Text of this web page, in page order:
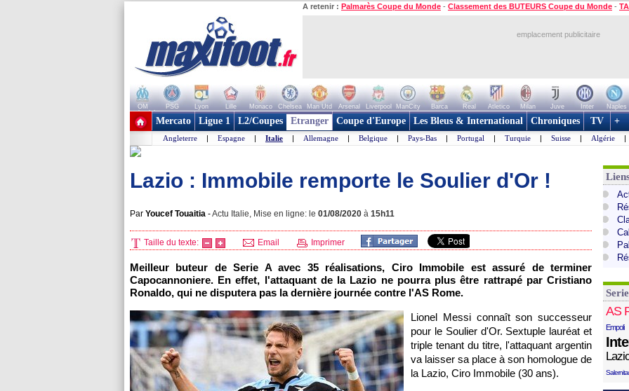
A retenir : Palmarès Coupe du Monde - Classement des BUTEURS Coupe du Monde -
emplacement publicitaire
OM PSG Lyon Lille Monaco Chelsea Man Utd Arsenal Liverpool ManCity Barca Real Atletico Milan Juve Inter Naples
+ de clubs
Mercato Ligue 1 L2/Coupes Etranger Coupe d'Europe Les Bleus & International Chroniques TV +
Angleterre | Espagne | Italie | Allemagne | Belgique | Pays-Bas | Portugal | Turquie | Suisse | Algérie |
Lazio : Immobile remporte le Soulier d'Or !
Par Youcef Touaitia -Actu Italie, Mise en ligne: le 01/08/2020 à 15h11
Taille du texte: Email Imprimer
Meilleur buteur de Serie A avec 35 réalisations, Ciro Immobile est assuré de terminer
Capocannoniere. En effet, l'attaquant de la Lazio ne pourra plus être rattrapé par Cristiano
Ronaldo, qui ne disputera pas la dernière journée contre l'AS Rome.
Lionel Messi connaît son successeur
pour le Soulier d'Or. Sextuple lauréat et
triple tenant du titre, l'attaquant argentin
va laisser sa place à son homologue de
la Lazio, Ciro Immobile (30 ans).
AS
Empoli